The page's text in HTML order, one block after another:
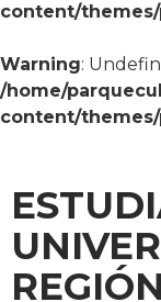
content/
Warning:
/home/
content/